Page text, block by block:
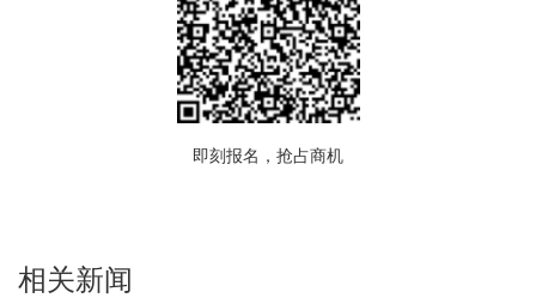
即刻报名，抢占商机
相关新闻